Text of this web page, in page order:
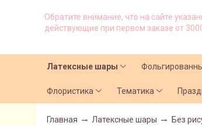
Обратите внимание, что на сайте
действующие при первом заказе от
Латексные шары
Флористика Тематика
Главная Латексные шары Без